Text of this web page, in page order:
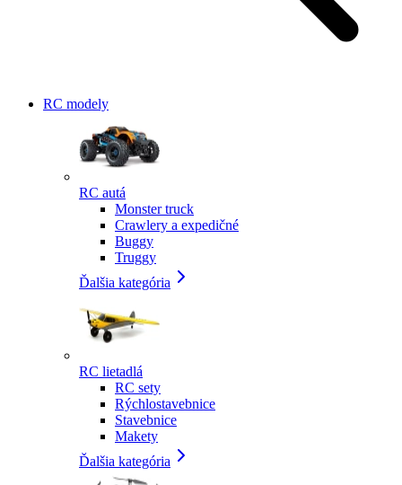
RC modely
RC autá
Monster truck
Crawlery a expedičné
Buggy
Truggy
Ďalšia kategória
RC lietadlá
RC sety
Rýchlostavebnice
Stavebnice
Makety
Ďalšia kategória